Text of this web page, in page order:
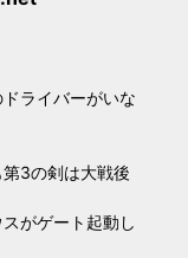
ライバーがいな
3の剣は大戦後
がゲート起動し